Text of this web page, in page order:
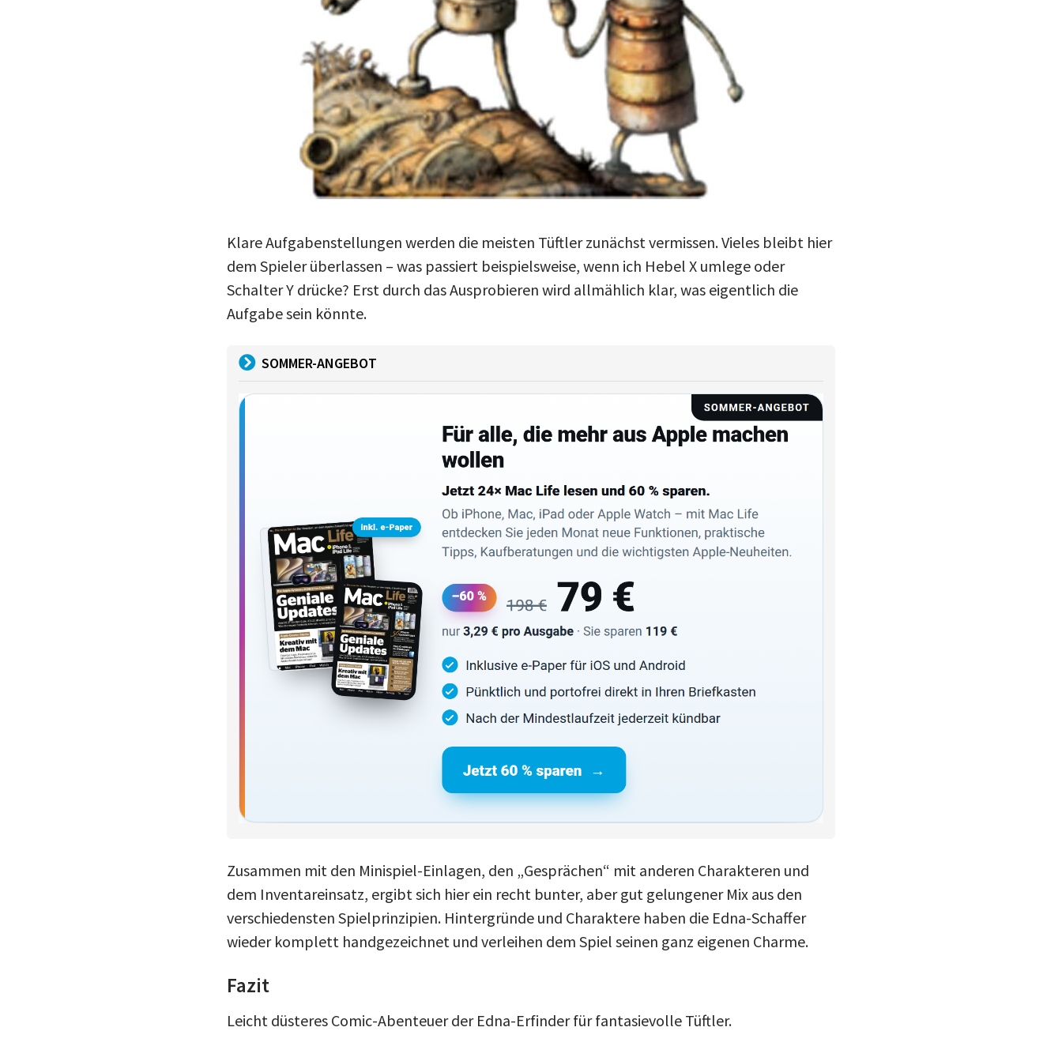
Klare Aufgabenstellungen werden die meisten Tüftler zunächst vermissen. Vieles bleibt hier
dem Spieler überlassen – was passiert beispielsweise, wenn ich Hebel X umlege oder
Schalter Y drücke? Erst durch das Ausprobieren wird allmählich klar, was eigentlich die
Aufgabe sein könnte.
SOMMER-ANGEBOT
Zusammen mit den Minispiel-Einlagen, den „Gesprächen“ mit anderen Charakteren und
dem Inventareinsatz, ergibt sich hier ein recht bunter, aber gut gelungener Mix aus den
verschiedensten Spielprinzipien. Hintergründe und Charaktere haben die Edna-Schaffer
wieder komplett handgezeichnet und verleihen dem Spiel seinen ganz eigenen Charme.
Fazit
Leicht düsteres Comic-Abenteuer der Edna-Erfinder für fantasievolle Tüftler.